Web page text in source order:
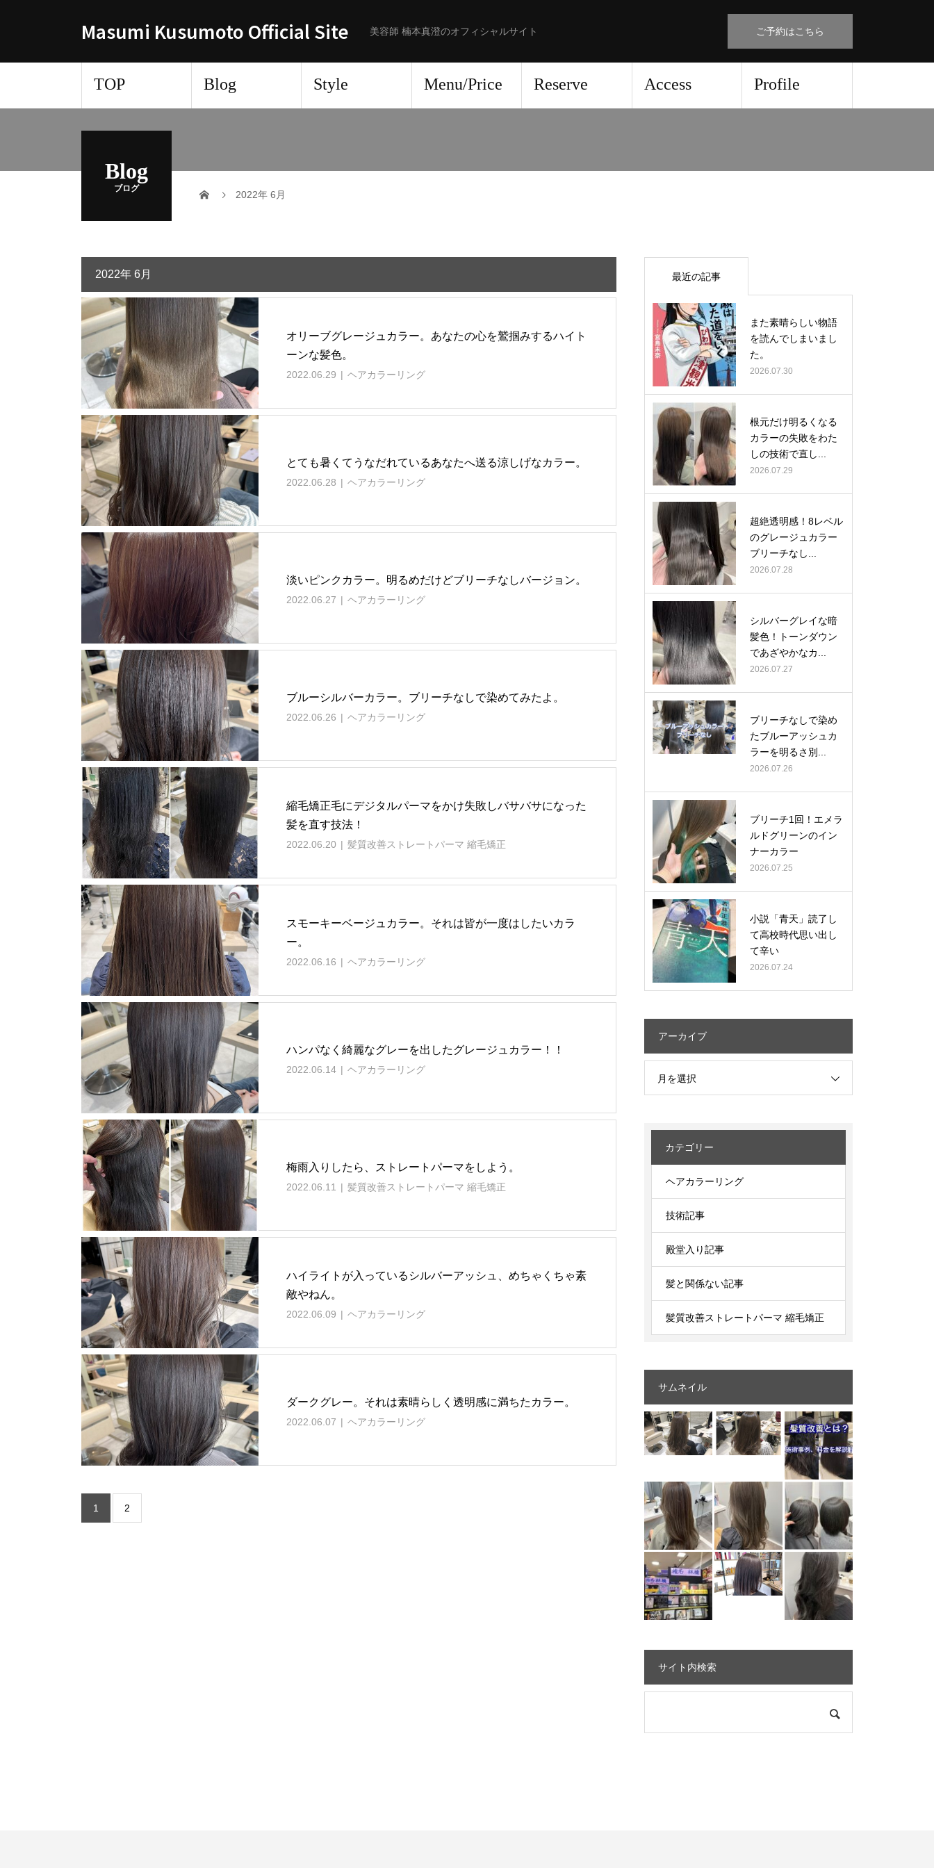
Masumi Kusumoto Official Site 美容師 楠本真澄のオフィシャルサイト ご予約はこちら
TOP Blog Style Menu/Price Reserve Access Profile
Blog
ブログ
2022年 6月
2022年 6月
オリーブグレージュカラー。あなたの心を鷲掴みするハイト
ーンな髪色。
2022.06.29 ヘアカラーリング
とても暑くてうなだれているあなたへ送る涼しげなカラー。
2022.06.28 ヘアカラーリング
淡いピンクカラー。明るめだけどブリーチなしバージョン。
2022.06.27 ヘアカラーリング
ブルーシルバーカラー。ブリーチなしで染めてみたよ。
2022.06.26 ヘアカラーリング
縮毛矯正毛にデジタルパーマをかけ失敗しバサバサになった
髪を直す技法！
2022.06.20 髪質改善ストレートパーマ 縮毛矯正
スモーキーベージュカラー。それは皆が一度はしたいカラ
ー。
2022.06.16 ヘアカラーリング
ハンパなく綺麗なグレーを出したグレージュカラー！！
2022.06.14 ヘアカラーリング
梅雨入りしたら、ストレートパーマをしよう。
2022.06.11 髪質改善ストレートパーマ 縮毛矯正
ハイライトが入っているシルバーアッシュ、めちゃくちゃ素
敵やねん。
2022.06.09 ヘアカラーリング
ダークグレー。それは素晴らしく透明感に満ちたカラー。
2022.06.07 ヘアカラーリング
1 2
最近の記事
また素晴らしい物語
を読んでしまいまし
た。
2026.07.30
根元だけ明るくなる
カラーの失敗をわた
しの技術で直し...
2026.07.29
超絶透明感！8レベル
のグレージュカラー
ブリーチなし...
2026.07.28
シルバーグレイな暗
髪色！トーンダウン
であざやかなカ...
2026.07.27
ブリーチなしで染め
たブルーアッシュカ
ラーを明るさ別...
2026.07.26
ブリーチ1回！エメラ
ルドグリーンのイン
ナーカラー
2026.07.25
小説「青天」読了し
て高校時代思い出し
て辛い
2026.07.24
アーカイブ
月を選択
カテゴリー
ヘアカラーリング
技術記事
殿堂入り記事
髪と関係ない記事
髪質改善ストレートパーマ 縮毛矯正
サムネイル
サイト内検索